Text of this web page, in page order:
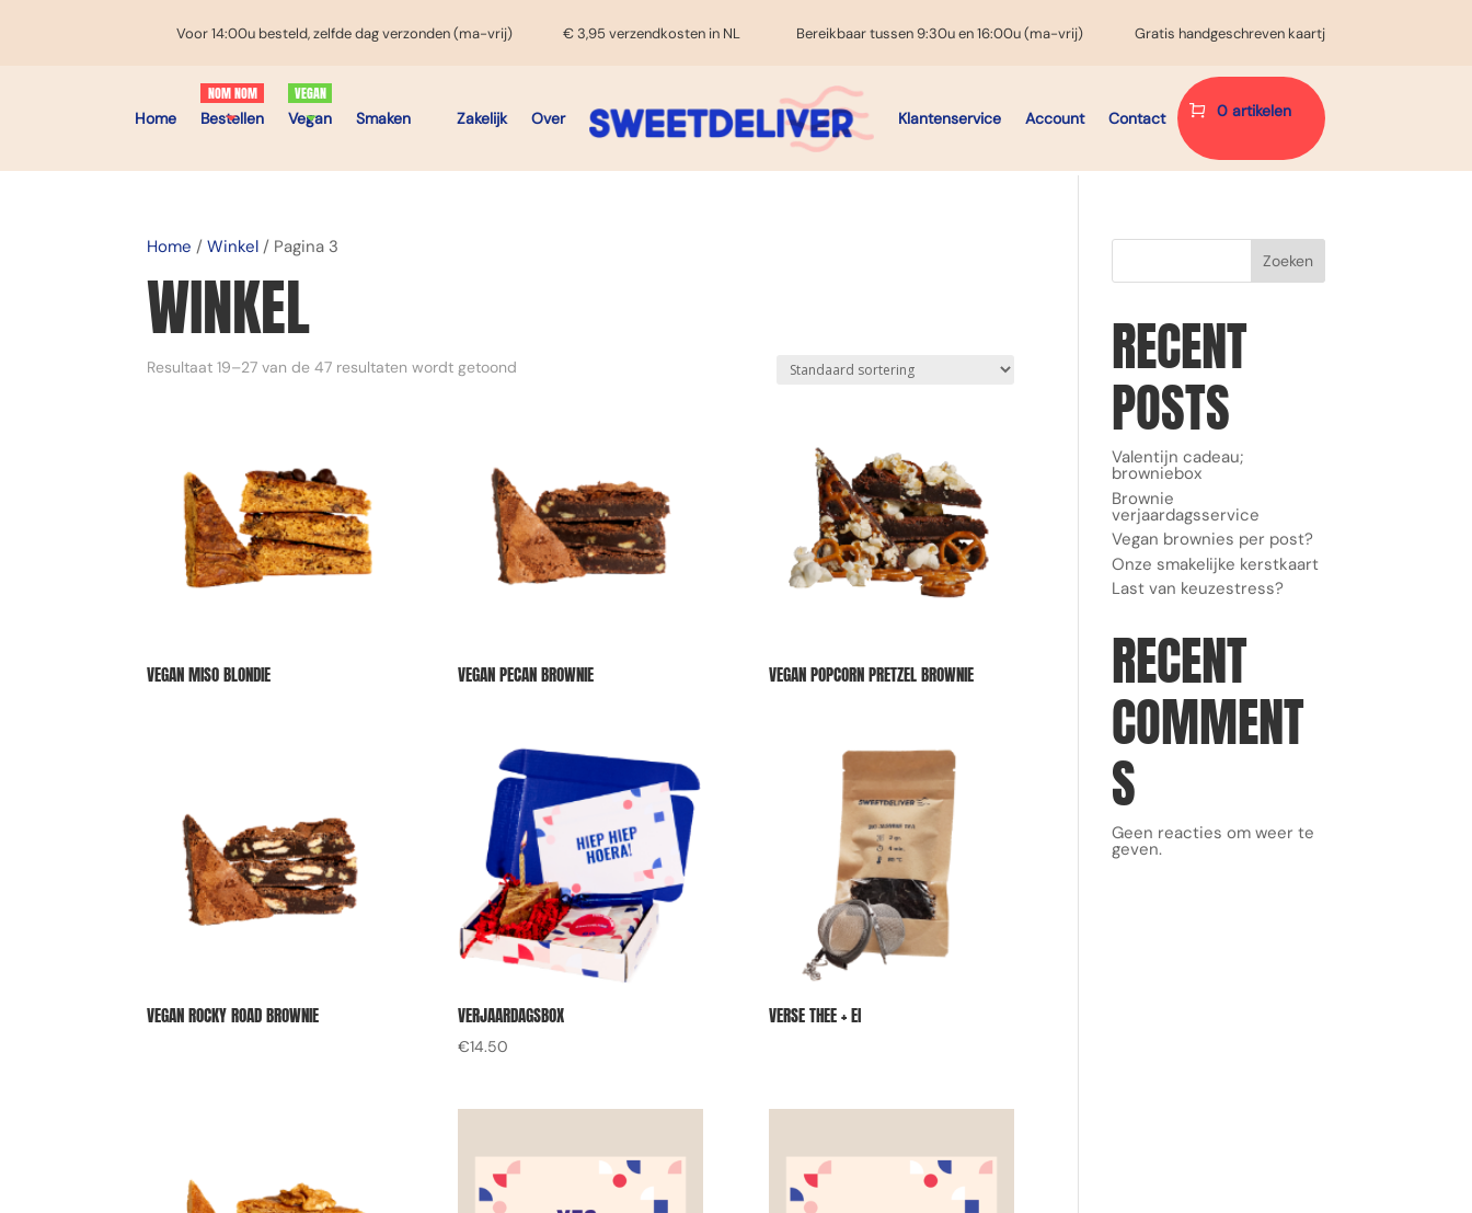
Voor 14:00u besteld, zelfde dag verzonden (ma-vrij) € 3,95 verzendkosten in NL Bereikbaar tussen 9:30u en 16:00u (ma-vrij) Gratis handgeschreven kaartje
Home Bestellen Vegan Smaken Zakelijk Over Klantenservice Account Contact 0 artikelen
Home /Winkel / Pagina 3
WINKEL
Resultaat 19–27 van de 47 resultaten wordt getoond
VEGAN MISO BLONDIE VEGAN PECAN BROWNIE VEGAN POPCORN PRETZEL BROWNIE
VEGAN ROCKY ROAD BROWNIE VERJAARDAGSBOX
€14.50
VERSE THEE + EI
Zoeken
RECENT
POSTS
Valentijn cadeau;
browniebox
Brownie
verjaardagsservice
Vegan brownies per post?
Onze smakelijke kerstkaart
Last van keuzestress?
RECENT
COMMENT
S
Geen reacties om weer te
geven.